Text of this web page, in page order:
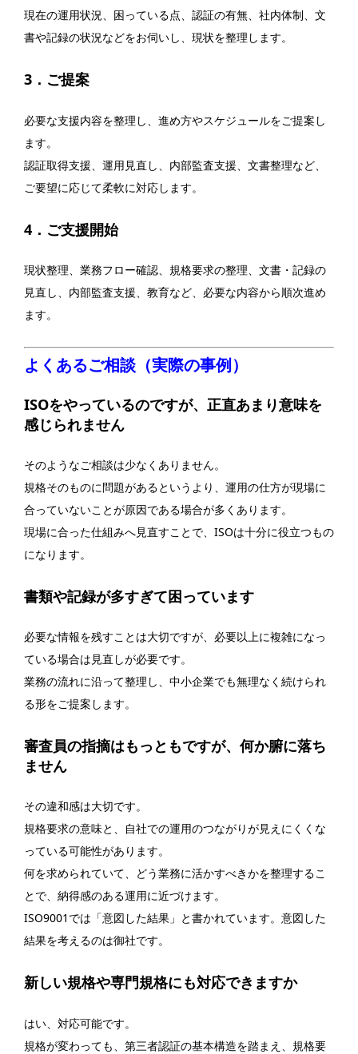
現在の運用状況、困っている点、認証の有無、社内体制、文
書や記録の状況などをお伺いし、現状を整理します。
3．ご提案
必要な支援内容を整理し、進め方やスケジュールをご提案し
ます。
認証取得支援、運用見直し、内部監査支援、文書整理など、
ご要望に応じて柔軟に対応します。
4．ご支援開始
現状整理、業務フロー確認、規格要求の整理、文書・記録の
見直し、内部監査支援、教育など、必要な内容から順次進め
ます。
よくあるご相談（実際の事例）
ISOをやっているのですが、正直あまり意味を
感じられません
そのようなご相談は少なくありません。
規格そのものに問題があるというより、運用の仕方が現場に
合っていないことが原因である場合が多くあります。
現場に合った仕組みへ見直すことで、ISOは十分に役立つもの
になります。
書類や記録が多すぎて困っています
必要な情報を残すことは大切ですが、必要以上に複雑になっ
ている場合は見直しが必要です。
業務の流れに沿って整理し、中小企業でも無理なく続けられ
る形をご提案します。
審査員の指摘はもっともですが、何か腑に落ち
ません
その違和感は大切です。
規格要求の意味と、自社での運用のつながりが見えにくくな
っている可能性があります。
何を求められていて、どう業務に活かすべきかを整理するこ
とで、納得感のある運用に近づけます。
ISO9001では「意図した結果」と書かれています。意図した
結果を考えるのは御社です。
新しい規格や専門規格にも対応できますか
はい、対応可能です。
規格が変わっても、第三者認証の基本構造を踏まえ、規格要